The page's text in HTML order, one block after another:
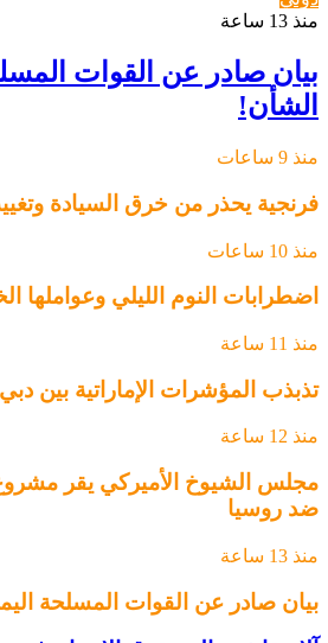
منذ 13 ساعة
بيان صادر عن القوات
الشأن!
منذ 9 ساعات
فرنجية يحذر من خرق السيادة
منذ 10 ساعات
اضطرابات النوم الليلي وعواملها
منذ 11 ساعة
تذبذب المؤشرات الإماراتية بين
منذ 12 ساعة
مجلس الشيوخ الأميركي يقر
ضد روسيا
منذ 13 ساعة
بيان صادر عن القوات المسلحة